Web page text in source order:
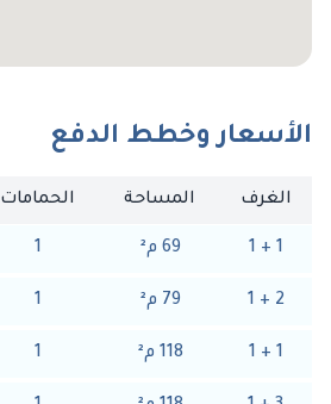
الأسعار وخطط الدفع
الغرف المساحة الحمامات
1
+
1
69 م²
1
2
+
1
79 م²
1
1
+
1
118 م²
1